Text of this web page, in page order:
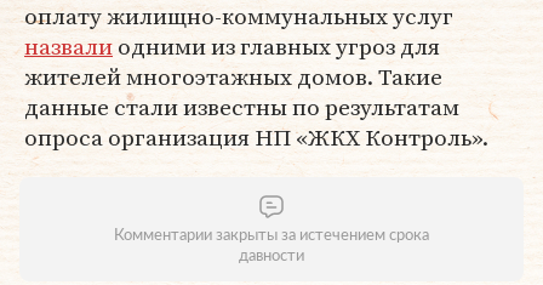
оплату жилищно-коммунальных услуг
назвалиодними из главных угроз для
жителей многоэтажных домов. Такие
данные стали известны по результатам
опроса организация НП «ЖКХ Контроль».
Комментарии закрыты за истечением срока
давности